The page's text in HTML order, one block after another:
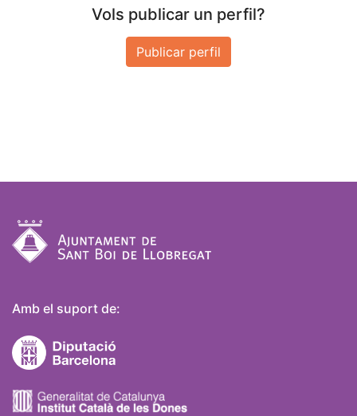
Vols publicar un perfil?
Publicar perfil
Amb el suport de: